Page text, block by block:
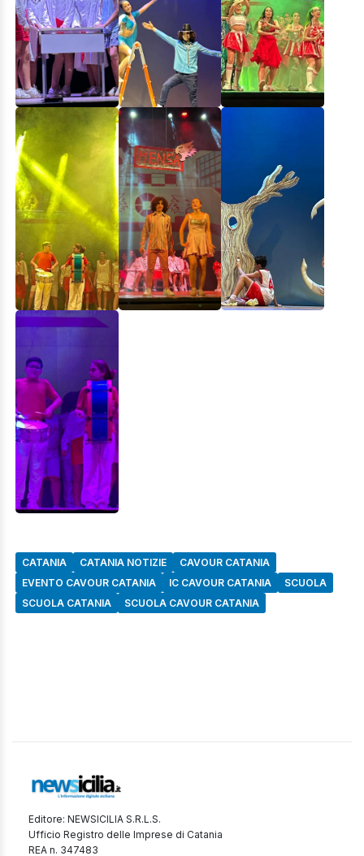
CATANIA CATANIA NOTIZIE
CAVOUR CATANIA
EVENTO CAVOUR CATANIA
IC CAVOUR CATANIA
SCUOLA
SCUOLA CATANIA
SCUOLA CAVOUR CATANIA
Editore: NEWSICILIA S.R.L.S.
Ufficio Registro delle Imprese di Catania
REA n. 347483